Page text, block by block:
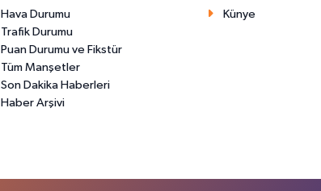
Hava Durumu
Trafik Durumu
Puan Durumu ve Fikstür
Tüm Manşetler
Son Dakika Haberleri
Haber Arşivi
Künye